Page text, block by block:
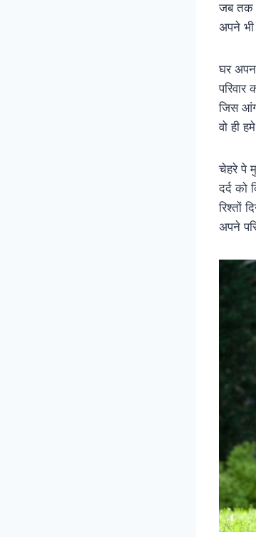
जब तक
अपने
घर
परिवार
जिस
वो ही
चेहरे पे
दर्द को
रिश्तों
अपने